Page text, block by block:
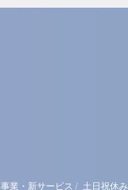
業・新サービス / 土日祝休み